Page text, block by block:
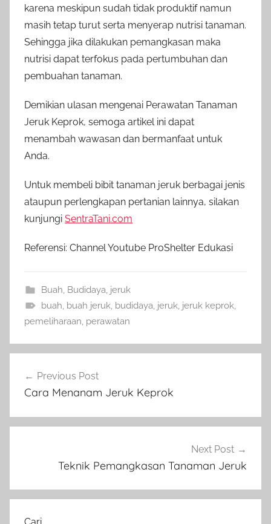
karena meskipun sudah tidak produktif namun
masih tetap turut serta menyerap nutrisi tanaman.
Sehingga jika dilakukan pemangkasan maka
nutrisi dapat terfokus pada pertumbuhan dan
pembuahan tanaman.
Demikian ulasan mengenai Perawatan Tanaman
Jeruk Keprok, semoga artikel ini dapat
menambah wawasan dan bermanfaat untuk
Anda.
Untuk membeli bibit tanaman jeruk berbagai jenis
ataupun perlengkapan pertanian lainnya, silakan
kunjungi SentraTani.com
Referensi: Channel Youtube ProShelter Edukasi
Buah, Budidaya, jeruk
buah, buah jeruk, budidaya, jeruk, jeruk keprok,
pemeliharaan, perawatan
pos
Previous Post
Cara Menanam Jeruk Keprok
Next Post
Teknik Pemangkasan Tanaman Jeruk